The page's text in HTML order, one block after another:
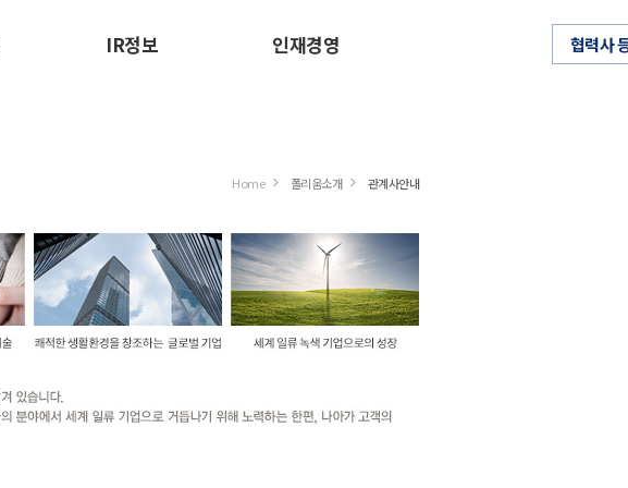
IR정보 인재경영 협력사
Home 폴리움소개 관계사안내